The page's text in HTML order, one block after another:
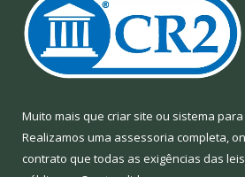
Muito mais que criar site ou sistema
Realizamos uma assessoria completa,
contrato que todas as exigências das